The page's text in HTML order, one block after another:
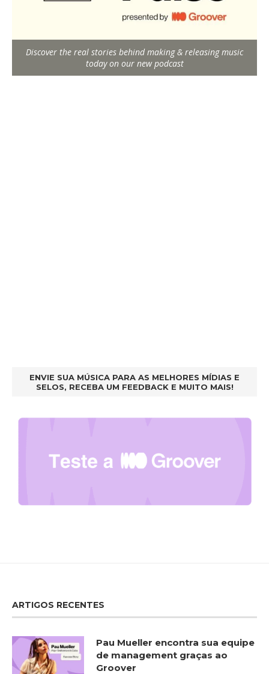
Discover the real stories behind making & releasing music
today on our new podcast
ENVIE SUA MÚSICA PARA AS MELHORES MÍDIAS E
SELOS, RECEBA UM FEEDBACK E MUITO MAIS!
ARTIGOS RECENTES
Pau Mueller encontra sua equipe
de management graças ao
Groover